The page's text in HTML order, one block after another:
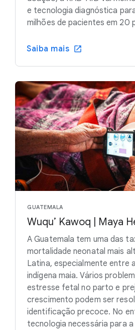
e tecnologia diagnóstica
milhões de pacientes em 20
Saiba mais
GUATEMALA
Wuqu’ Kawoq | Maya
A Guatemala tem uma das
mortalidade neonatal mais
Latina, especialmente entre
indígena maia. Vários
estresse fetal no parto e
crescimento podem ser
identificação precoce. No
tecnologia necessária para